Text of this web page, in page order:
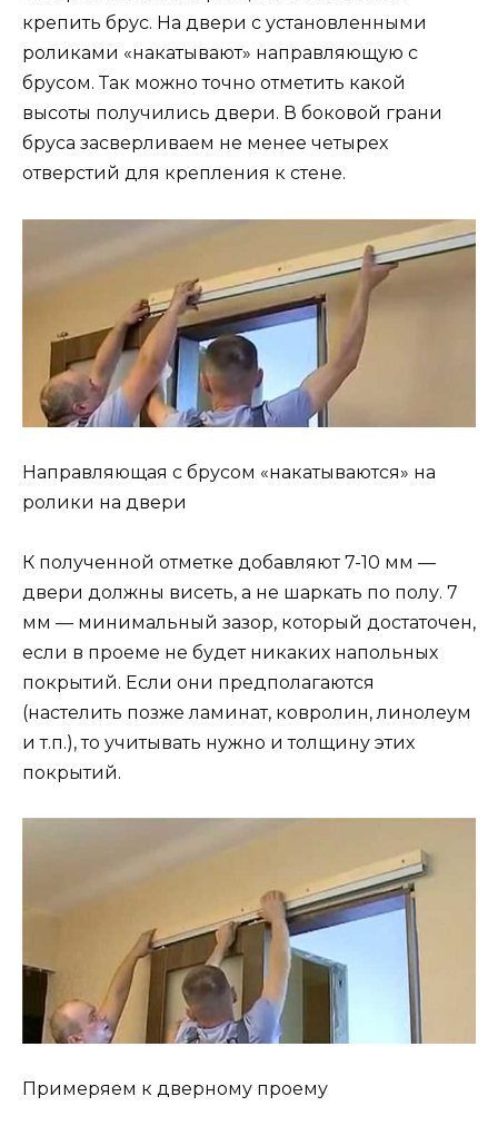
крепить брус. На двери с установленными
роликами «накатывают» направляющую с
брусом. Так можно точно отметить какой
высоты получились двери. В боковой грани
бруса засверливаем не менее четырех
отверстий для крепления к стене.
Направляющая с брусом «накатываются» на
ролики на двери
К полученной отметке добавляют 7-10 мм —
двери должны висеть, а не шаркать по полу. 7
мм — минимальный зазор, который достаточен,
если в проеме не будет никаких напольных
покрытий. Если они предполагаются
(настелить позже ламинат, ковролин, линолеум
и т.п.), то учитывать нужно и толщину этих
покрытий.
Примеряем к дверному проему